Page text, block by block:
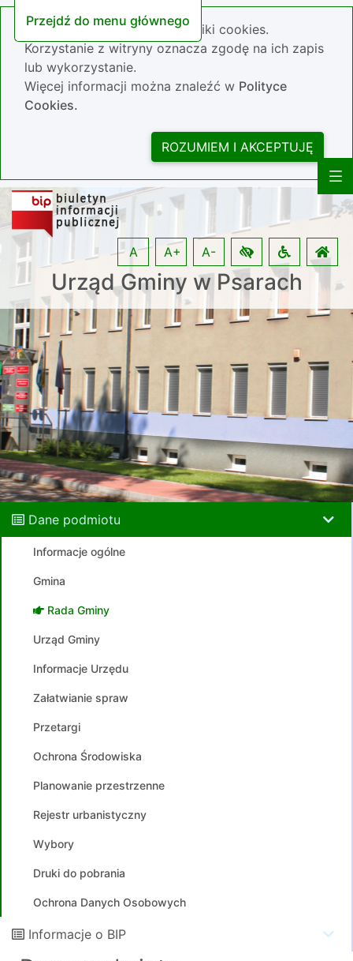
Przejdź do menu głównego
Nasza strona wykorzystuje pliki cookies.
Korzystanie z witryny oznacza zgodę na ich zapis
lub wykorzystanie.
Więcej informacji można znaleźć w Polityce
Cookies.
ROZUMIEM I AKCEPTUJĘ
Urząd Gminy w Psarach
A A+ A-
Dane podmiotu
Informacje ogólne
Gmina
Rada Gminy
Urząd Gminy
Informacje Urzędu
Załatwianie spraw
Przetargi
Ochrona Środowiska
Planowanie przestrzenne
Rejestr urbanistyczny
Wybory
Druki do pobrania
Ochrona Danych Osobowych
Informacje o BIP